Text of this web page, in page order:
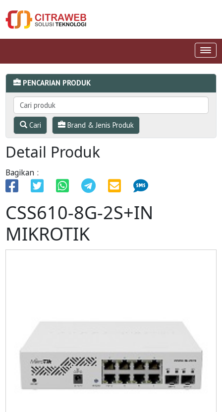
PENCARIAN PRODUK
Cari Brand & Jenis Produk
Detail Produk
Bagikan :
CSS610-8G-2S+IN
MIKROTIK